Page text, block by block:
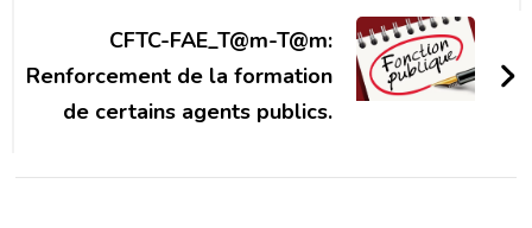
CFTC-FAE_T@m-T@m:
Renforcement de la formation
de certains agents publics.